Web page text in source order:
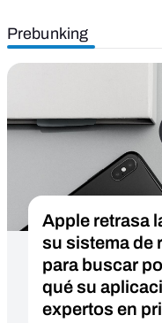
Prebunking
Apple retrasa
su sistema de
para buscar
qué su
expertos en